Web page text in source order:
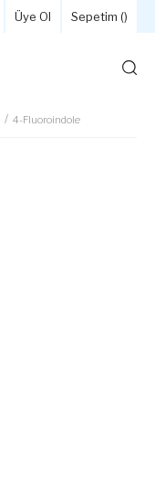
Üye Ol Sepetim ()
4-Fluoroindole